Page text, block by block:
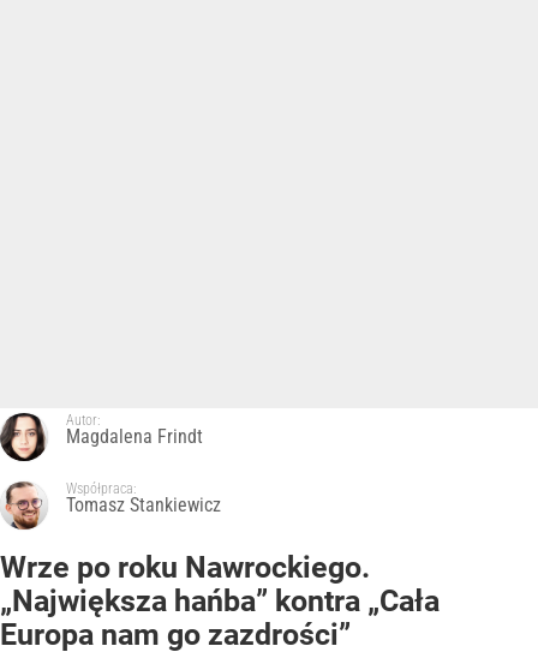
Autor:
Magdalena Frindt
Współpraca:
Tomasz Stankiewicz
Wrze po roku Nawrockiego.
„Największa hańba” kontra „Cała
Europa nam go zazdrości”